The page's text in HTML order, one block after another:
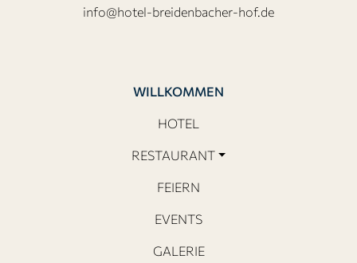
info@hotel-breidenbacher-hof.de
WILLKOMMEN
HOTEL
RESTAURANT
FEIERN
EVENTS
GALERIE